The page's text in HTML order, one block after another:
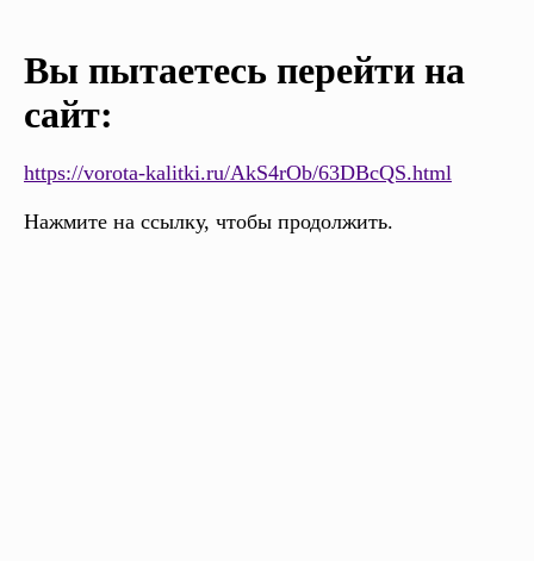
Вы пытаетесь перейти на
сайт:
https://vorota-kalitki.ru/AkS4rOb/63DBcQS.html
Нажмите на ссылку, чтобы продолжить.